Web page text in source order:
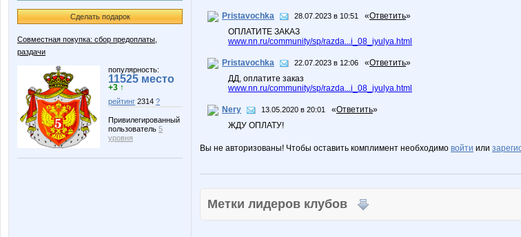
Сделать подарок
Совместная покупка: сбор предоплаты,
раздачи
популярность:
11525 место
+3 ↑
рейтинг 2314 ?
Привилегированный
пользователь 5
уровня
Pristavochka 28.07.2023 в 10:51 «Ответить»
ОПЛАТИТЕ ЗАКАЗ
www.nn.ru/community/sp/razda...i_08_iyulya.html
Pristavochka 22.07.2023 в 12:06 «Ответить»
ДД, оплатите заказ
www.nn.ru/community/sp/razda...i_08_iyulya.html
Nery 13.05.2020 в 20:01 «Ответить»
ЖДУ ОПЛАТУ!
Вы не авторизованы! Чтобы оставить комплимент необходимо войти или
Метки лидеров клубов